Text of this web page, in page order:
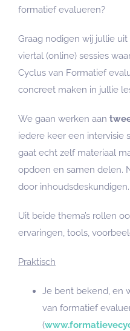
formatief evalueren?
Graag nodigen wij jullie
viertal (online) sessies
Cyclus van Formatief
concreet maken in jullie
We gaan werken aan
iedere keer een intervisie
gaat echt zelf materiaal
opdoen en samen delen.
door inhoudsdeskundigen.
Uit beide thema’s rollen
ervaringen, tools,
Praktisch
Je bent bekend, en
van formatief
(